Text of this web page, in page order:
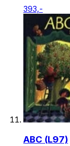
393,-
ABC (L97)